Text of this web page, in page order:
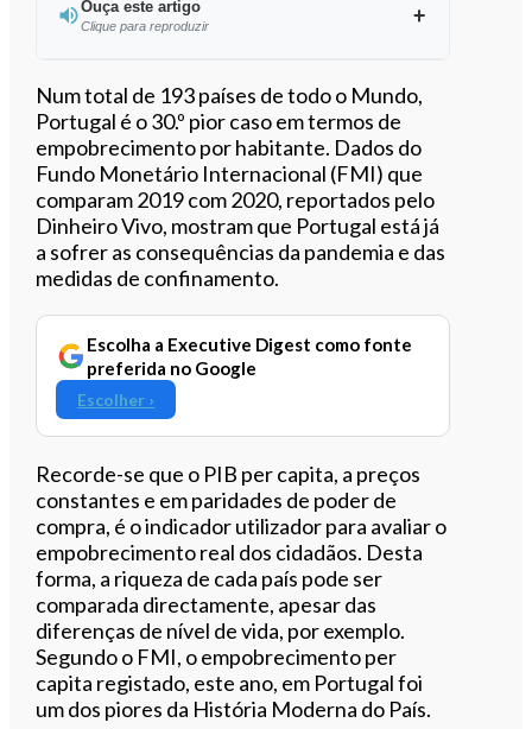
Ouça este artigo
Clique para reproduzir
Ouvir este artigo
Num total de 193 países de todo o Mundo,
Portugal é o 30.º pior caso em termos de
empobrecimento por habitante. Dados do
Fundo Monetário Internacional (FMI) que
comparam 2019 com 2020, reportados pelo
Dinheiro Vivo, mostram que Portugal está já
a sofrer as consequências da pandemia e das
medidas de confinamento.
Escolha a Executive Digest como fonte
preferida no Google
Escolher ›
Recorde-se que o PIB per capita, a preços
constantes e em paridades de poder de
compra, é o indicador utilizador para avaliar o
empobrecimento real dos cidadãos. Desta
forma, a riqueza de cada país pode ser
comparada directamente, apesar das
diferenças de nível de vida, por exemplo.
Segundo o FMI, o empobrecimento per
capita registado, este ano, em Portugal foi
um dos piores da História Moderna do País.